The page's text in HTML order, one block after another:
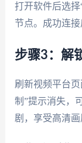
打开软件后选
节点。成功连接
步骤3：解
刷新视频平台
制”提示消失，
剧，享受高清画